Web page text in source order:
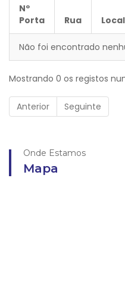
Nº
Porta
Rua
Não foi encontrado
Mostrando 0 os registos
Anterior Seguinte
Onde Estamos
Mapa